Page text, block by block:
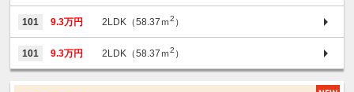
101 9.3万円 2LDK（58.37ｍ2 ）
101 9.3万円 2LDK（58.37ｍ2 ）